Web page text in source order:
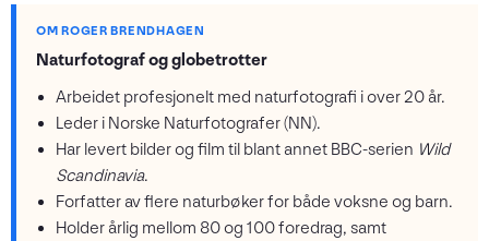
OM ROGER BRENDHAGEN
Naturfotograf og globetrotter
Arbeidet profesjonelt med naturfotografi i over 20 år.
Leder i Norske Naturfotografer (NN).
Har levert bilder og film til blant annet BBC-serien Wild
Scandinavia.
Forfatter av flere naturbøker for både voksne og barn.
Holder årlig mellom 80 og 100 foredrag, samt